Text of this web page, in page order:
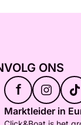
VOLG ONS
f
Marktleider in